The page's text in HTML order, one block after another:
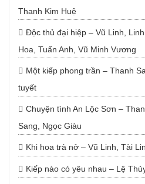
Thanh Kim Huệ
Độc thủ đại hiệp – Vũ Linh,
Hoa, Tuấn Anh, Vũ Minh Vương
Một kiếp phong trần – Thanh
tuyết
Chuyện tình An Lộc Sơn –
Sang, Ngọc Giàu
Khi hoa trà nở – Vũ Linh, Tài
Kiếp nào có yêu nhau – Lệ